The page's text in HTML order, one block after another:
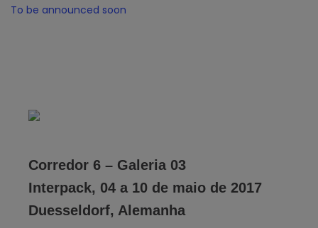
To be announced soon
Corredor 6 – Galeria 03
Interpack, 04 a 10 de maio de 2017
Duesseldorf, Alemanha